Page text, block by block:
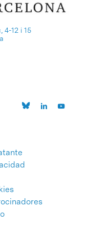
4-12 i 15